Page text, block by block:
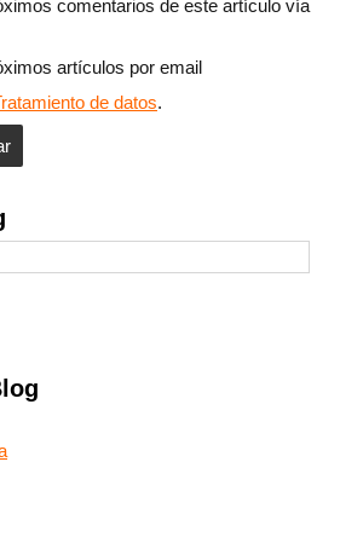
comentarios de este artículo vía
artículos por email
de datos.